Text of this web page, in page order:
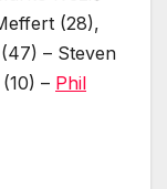
(28),
(47) – Steven
– Phil